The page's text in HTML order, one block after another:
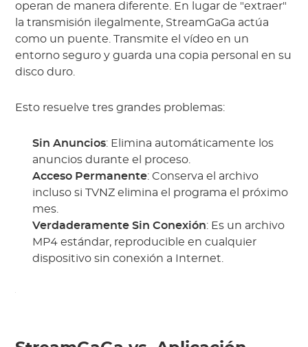
operan de manera diferente. En lugar de "extraer"
la transmisión ilegalmente, StreamGaGa actúa
como un puente. Transmite el vídeo en un
entorno seguro y guarda una copia personal en su
disco duro.
Esto resuelve tres grandes problemas:
Sin Anuncios: Elimina automáticamente los
anuncios durante el proceso.
Acceso Permanente: Conserva el archivo
incluso si TVNZ elimina el programa el próximo
mes.
Verdaderamente Sin Conexión: Es un archivo
MP4 estándar, reproducible en cualquier
dispositivo sin conexión a Internet.